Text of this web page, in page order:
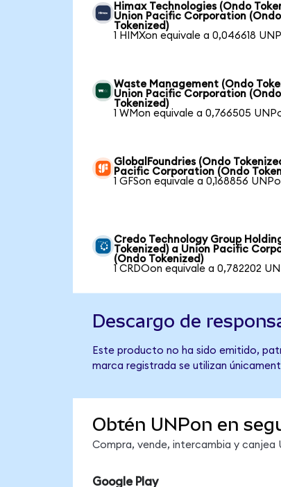
Himax Technologies (Ondo
Union Pacific Corporation (Ondo
Tokenized)
1 HIMXon equivale a 0,046618
Waste Management (Ondo
Union Pacific Corporation (Ondo
Tokenized)
1 WMon equivale a 0,766505
GlobalFoundries (Ondo
Pacific Corporation (Ondo
1 GFSon equivale a 0,168856
Credo Technology Group
Tokenized) a Union Pacific
(Ondo Tokenized)
1 CRDOon equivale a 0,782202
Descargo de
Este producto no ha sido emitido,
marca registrada se utilizan
Obtén UNPon en
Compra, vende, intercambia y
Google Play